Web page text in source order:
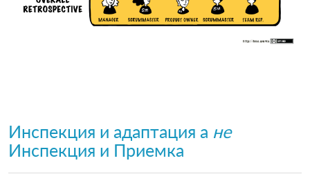
Инспекция и адаптация а не
Инспекция и Приемка